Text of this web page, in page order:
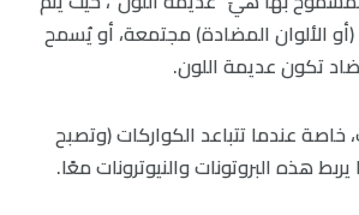
(أو الألوان المضادة) مجتمعة، أو يُسمح
تكون عديمة اللون.
خاصة عندما تتباعد الكواركات (وتصبح
هذه البروتونات والنيوترونات معًا.